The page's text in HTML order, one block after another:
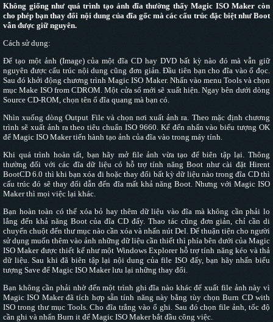
Không giống như quá trình tạo ảnh đĩa thường thấy Magic ISO Maker còn
cho phép bạn thay đổi nội dung của đĩa gốc mà các cấu trúc đặc biệt như Boot
vẫn được giữ nguyên.
Cách sử dụng:
Để tạo một ảnh (Image) của một đĩa CD hay DVD bất kỳ nào đó mà vẫn giữ
nguyên được cấu trúc nội dung cũng đơn giản. Đầu tiên bạn cho đĩa vào ổ đọc.
Sau đó khởi động chương trình Magic ISO Maker. Nhấn vào menu Tools và chọn
mục Make ISO from CDROM. Một cửa sổ mới sẽ xuất hiện. Ngay bên dưới dòng
Source CD-ROM, chọn tên ổ đĩa quang mà bạn có.
Nhìn xuống dòng Output File và chọn nơi xuất ảnh ra. Theo mặc định chương
trình sẽ xuất ảnh ra theo tiêu chuẩn ISO 9660. Kế đến nhấn vào biểu tượng OK
để Magic ISO Maker tiến hành tạo ảnh của đĩa vào trong máy tính.
Khi quá trình hoàn tất, bạn hãy mở file ảnh vừa tạo để biên tập lại. Thông
thường đối với các đĩa dữ liệu có hỗ trợ tính năng Boot như cài đặt Hirent
BootCD 6.0 thì khi bạn xóa đi hoặc thay đổi bất kỳ dữ liệu nào trong đĩa CD thì
cấu trúc đó sẽ thay đổi dẫn đến đĩa mất khả năng Boot. Nhưng với Magic ISO
Maker thì mọi việc lại khác.
Bạn hoàn toàn có thể xóa bỏ hay thêm dữ liệu vào đĩa mà không cần phải lo
lắng đến khả năng Boot của đĩa CD đấy. Thao tác cũng đơn giản, chỉ cần di
chuyển chuột đến thư mục nào cần xóa và nhấn nút Del. Để thuận tiện cho người
sử dụng muốn thêm vào ảnh những dữ liệu cần thiết thì phía bên dưới của Magic
ISO Maker được thiết kế như một Windows Explorer hỗ trợ tính năng kéo và thả
dữ liệu. Sau khi đã biên tập lại nội dung của file ISO đấy, bạn hãy nhấn biểu
tượng Save để Magic ISO Maker lưu lại những thay đổi.
Bạn không cần phải nhờ đến một trình ghi đĩa nào khác để xuất file ảnh này vì
Magic ISO Maker đã tích hợp sẵn tính năng này bằng tùy chọn Burn CD with
ISO trong thư mục Tools. Cho đĩa trắng vào ổ ghi. Sau đó chọn file ảnh, tốc độ
cần ghi và nhấn Burn it để Magic ISO Maker bắt đầu công việc.